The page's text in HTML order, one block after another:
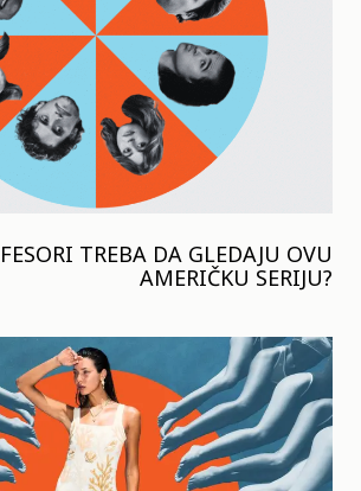
TREBA DA GLEDAJU OVU
AMERIČKU SERIJU?